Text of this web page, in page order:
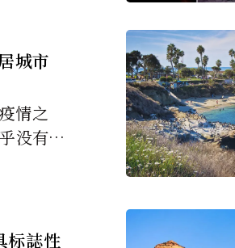
城市
情之
没有波
降，因
没有新
标誌性